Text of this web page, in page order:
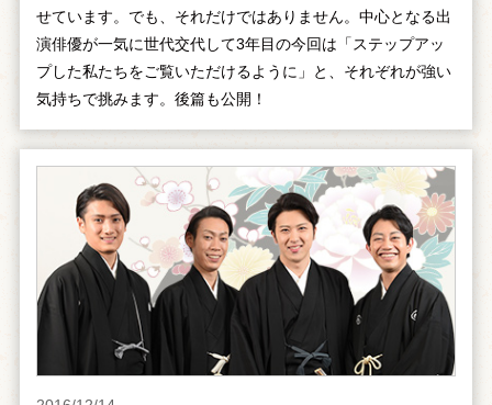
せています。でも、それだけではありません。中心となる出
演俳優が一気に世代交代して3年目の今回は「ステップアッ
プした私たちをご覧いただけるように」と、それぞれが強い
気持ちで挑みます。後篇も公開！